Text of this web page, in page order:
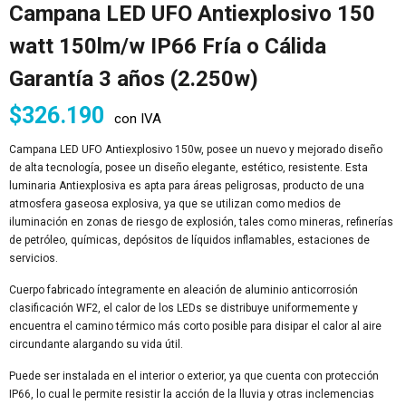
Campana LED UFO Antiexplosivo 150
watt 150lm/w IP66 Fría o Cálida
Garantía 3 años (2.250w)
$326.190 con IVA
Campana LED UFO Antiexplosivo 150w, posee un nuevo y mejorado diseño
de alta tecnología, posee un diseño elegante, estético, resistente. Esta
luminaria Antiexplosiva es apta para áreas peligrosas, producto de una
atmosfera gaseosa explosiva, ya que se utilizan como medios de
iluminación en zonas de riesgo de explosión, tales como mineras, refinerías
de petróleo, químicas, depósitos de líquidos inflamables, estaciones de
servicios.
Cuerpo fabricado íntegramente en aleación de aluminio anticorrosión
clasificación WF2, el calor de los LEDs se distribuye uniformemente y
encuentra el camino térmico más corto posible para disipar el calor al aire
circundante alargando su vida útil.
Puede ser instalada en el interior o exterior, ya que cuenta con protección
IP66, lo cual le permite resistir la acción de la lluvia y otras inclemencias